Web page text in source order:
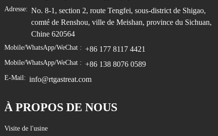
Adresse: No. 8-1, section 2, route Tengfei, sous-district de Shigao,
comté de Renshou, ville de Meishan, province du Sichuan,
Chine 620564
Mobile/WhatsApp/WeChat : +86 177 8117 4421
Mobile/WhatsApp/WeChat : +86 138 8076 0589
E-Mail: info@rtgastreat.com
À PROPOS DE NOUS
Visite de l'usine